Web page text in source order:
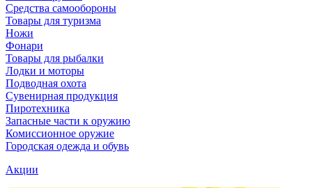
Средства самообороны
Товары для туризма
Ножи
Фонари
Товары для рыбалки
Лодки и моторы
Подводная охота
Сувенирная продукция
Пиротехника
Запасные части к оружию
Комиссионное оружие
Городская одежда и обувь
Акции